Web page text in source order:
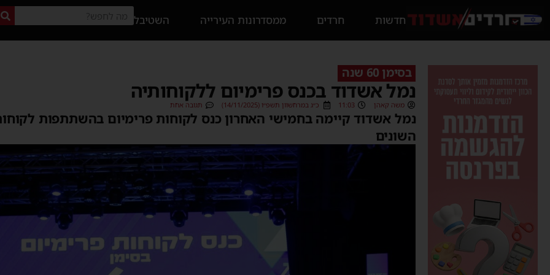
חדשות חרדים ממסדרונות העירייה השטיבל
בסימן 60 שנה
נמל אשדוד בכנס פרימיום ללקוחותיה
משה קאהן 11:03 כ״ג במרחשוון תשפ״ו (14/11/2025) תגובה אחת
נמל אשדוד קיימה בחמישי האחרון כנס לקוחות פרימיום בהשתתפות
השונים